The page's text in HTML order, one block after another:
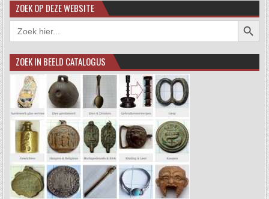
ZOEK OP DEZE WEBSITE
Zoek
naar:
ZOEK IN BEELD CATALOGUS